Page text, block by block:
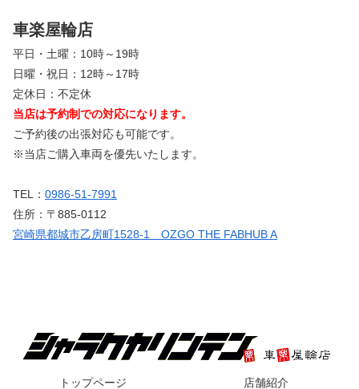
車楽屋輪店
平日・土曜：10時～19時
日曜・祝日：12時～17時
定休日：不定休
当店は予約制での対応になります。
ご予約後の出張対応も可能です。
※当店ご購入車両を優先いたします。
TEL： 0986-51-7991
住所：〒885-0112
宮崎県都城市乙房町1528-1 OZGO THE FABHUB A
トップページ 店舗紹介